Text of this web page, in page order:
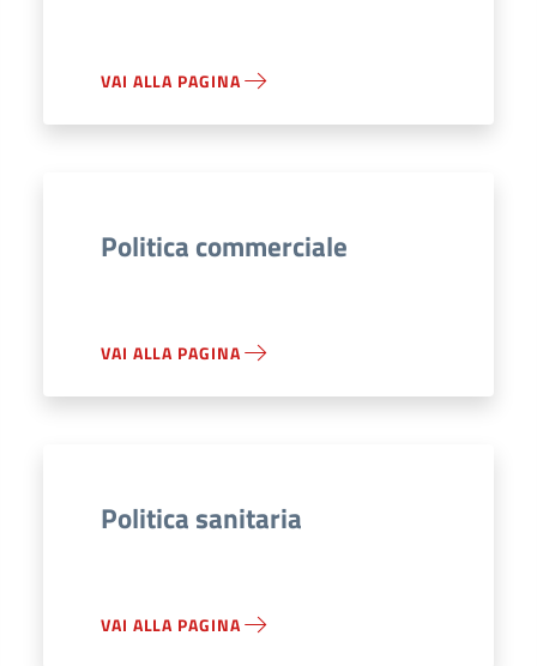
VAI ALLA PAGINA
Politica commerciale
VAI ALLA PAGINA
Politica sanitaria
VAI ALLA PAGINA